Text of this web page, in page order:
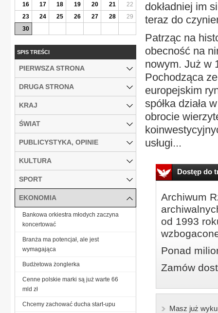
dokładniej im
teraz do
Patrząc na
obecność na
nowym. Już w
Pochodząca
europejskim
spółka działa
obrocie
usługi...
Dostęp do
Archiwum
od 1993
Ponad
Zamów
Masz już
16
17 18 19 20 21
22
23
24 25 26 27 28
29
30
SPIS TREŚCI
PIERWSZA STRONA
DRUGA STRONA
KRAJ
ŚWIAT
PUBLICYSTYKA, OPINIE
KULTURA
SPORT
EKONOMIA
Bankowa orkiestra młodych zaczyna
koncertować
Branża ma potencjał, ale jest
wymagająca
Budżetowa żonglerka
Cenne polskie marki są już warte 66
mld zł
Chcemy zachować ducha start-upu